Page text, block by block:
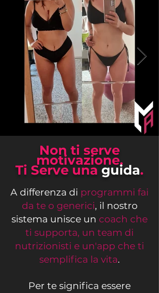
Non ti serve
motivazione.
Ti Serve unaguida.
A differenza di programmi fai
da te o generici, il nostro
sistema unisce un coach che
ti supporta, un team di
nutrizionisti e un'app che ti
semplifica la vita.
Per te significa essere